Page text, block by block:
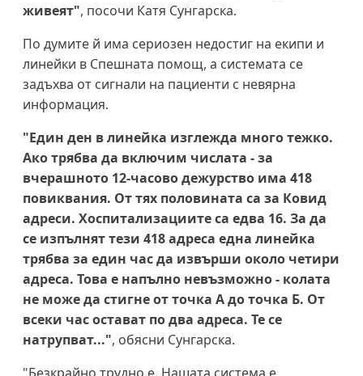
живеят", посочи Катя Сунгарска.
По думите й има сериозен недостиг на екипи и
линейки в Спешната помощ, а системата се
задъхва от сигнали на пациенти с невярна
информация.
"Един ден в линейка изглежда много тежко.
Ако трябва да включим числата - за
вчерашното 12-часово дежурство има 418
повиквания. От тях половината са за Ковид
адреси. Хоспитализациите са едва 16. За да
се изпълнят тези 418 адреса една линейка
трябва за един час да извърши около четири
адреса. Това е напълно невъзможно - колата
не може да стигне от точка А до точка Б. От
всеки час остават по два адреса. Те се
натрупват...", обясни Сунгарска.